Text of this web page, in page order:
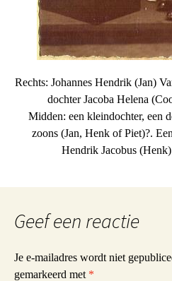
Rechts: Johannes Hendrik (Jan)
dochter Jacoba Helena
Midden: een kleindochter, een
zoons (Jan, Henk of Piet)?.
Hendrik Jacobus
Geef een reactie
Je e-mailadres wordt niet
gemarkeerd met *